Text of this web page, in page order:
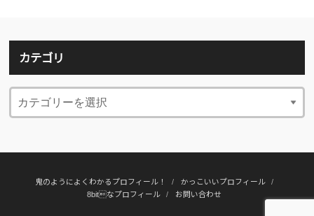
カテゴリ
鬼のようによくわかるプロフィール！
かっこいいプロフィール
8bitなプロフィール
お問い合わせ